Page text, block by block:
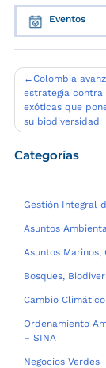
Eventos
de
entradas
Colombia
estrategia contra
exóticas que
su biodiversidad
Categorías
Gestión Integral
Asuntos
Asuntos Marinos,
Bosques,
Cambio
Ordenamiento
– SINA
Negocios Verdes